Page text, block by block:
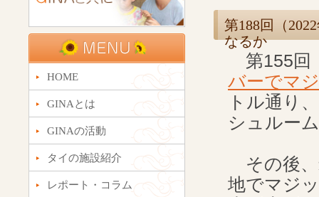
第188回（
なるか
第155回
バーでマ
トル通り
シュルー
その後、
地でマジ
HOME
GINAとは
GINAの活動
タイの施設紹介
レポート・コラム